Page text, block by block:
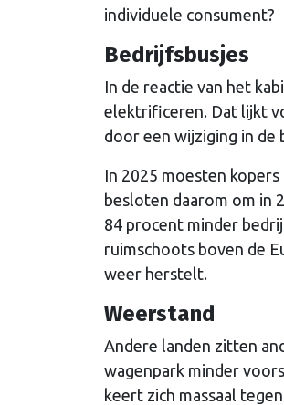
individuele consument?
Bedrijfsbusjes
In de reactie van het
elektrificeren. Dat lijkt
door een wijziging in de
In 2025 moesten
besloten daarom om in
84 procent minder
ruimschoots boven de
weer herstelt.
Weerstand
Andere landen zitten
wagenpark minder
keert zich massaal